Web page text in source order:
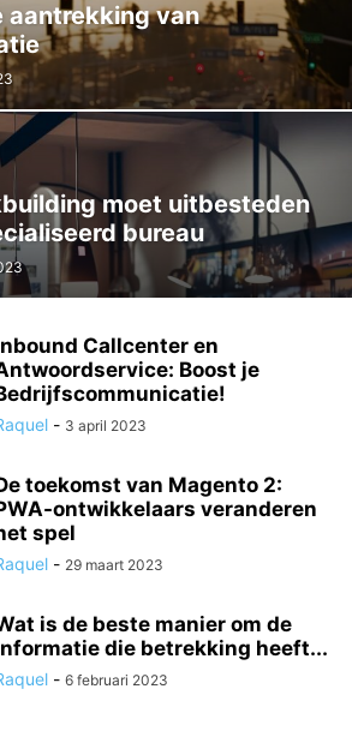
aantrekking van
moet uitbesteden
bureau
Callcenter en
Boost je
- 3 april 2023
toekomst van Magento 2:
ontwikkelaars veranderen
spel
- 29 maart 2023
is de beste manier om de
die betrekking heeft...
- 6 februari 2023